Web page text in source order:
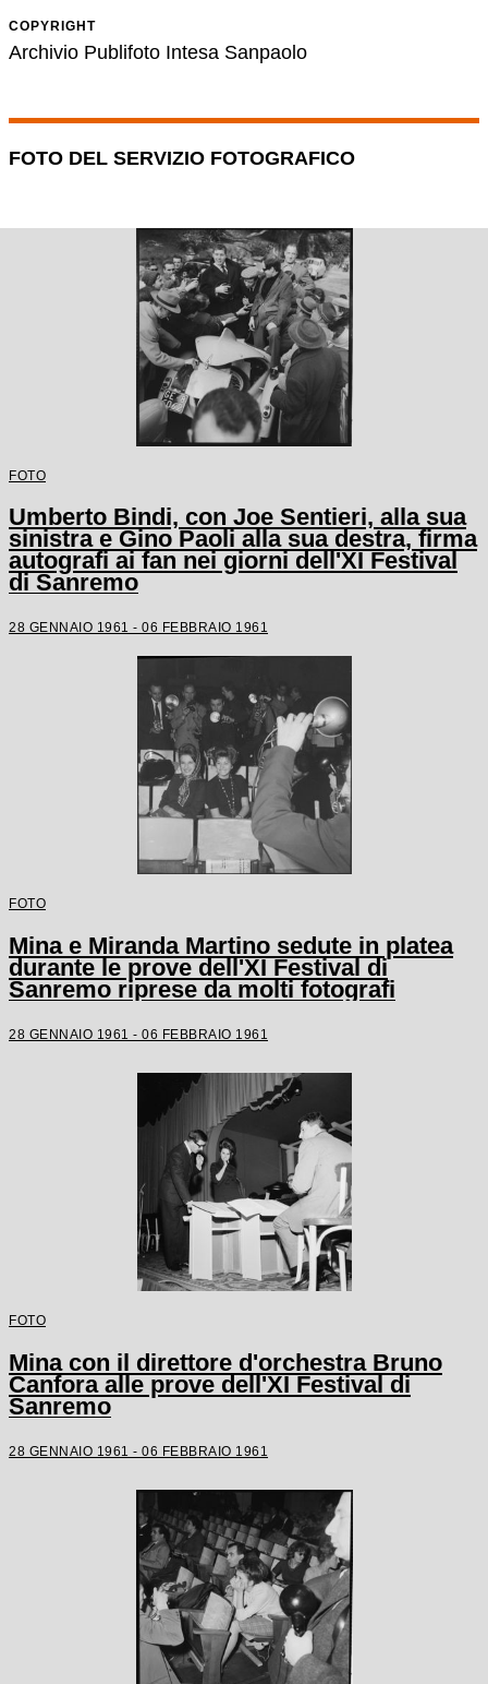
COPYRIGHT
Archivio Publifoto Intesa Sanpaolo
FOTO DEL SERVIZIO FOTOGRAFICO
FOTO
Umberto Bindi, con Joe Sentieri, alla sua
sinistra e Gino Paoli alla sua destra, firma
autografi ai fan nei giorni dell'XI Festival
di Sanremo
28 GENNAIO 1961 - 06 FEBBRAIO 1961
FOTO
Mina e Miranda Martino sedute in platea
durante le prove dell'XI Festival di
Sanremo riprese da molti fotografi
28 GENNAIO 1961 - 06 FEBBRAIO 1961
FOTO
Mina con il direttore d'orchestra Bruno
Canfora alle prove dell'XI Festival di
Sanremo
28 GENNAIO 1961 - 06 FEBBRAIO 1961